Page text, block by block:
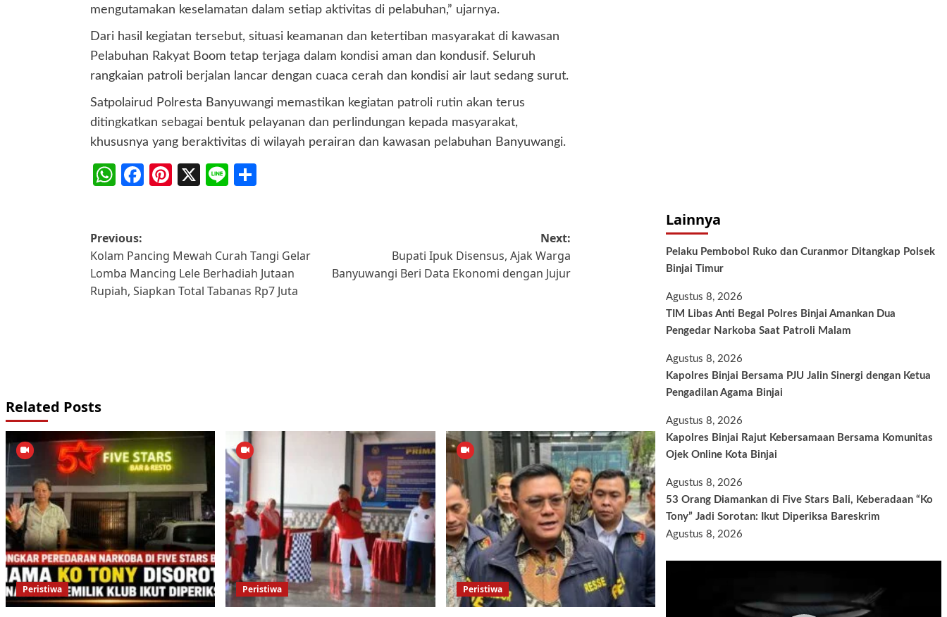
mengutamakan keselamatan dalam setiap aktivitas di pelabuhan,” ujarnya.
Dari hasil kegiatan tersebut, situasi keamanan dan ketertiban masyarakat di kawasan
Pelabuhan Rakyat Boom tetap terjaga dalam kondisi aman dan kondusif. Seluruh
rangkaian patroli berjalan lancar dengan cuaca cerah dan kondisi air laut sedang surut.
Satpolairud Polresta Banyuwangi memastikan kegiatan patroli rutin akan terus
ditingkatkan sebagai bentuk pelayanan dan perlindungan kepada masyarakat,
khususnya yang beraktivitas di wilayah perairan dan kawasan pelabuhan Banyuwangi.
WhatsApp
Facebook
Pinterest
X Line
Post
navigation
Previous:
Kolam Pancing Mewah Curah Tangi Gelar
Lomba Mancing Lele Berhadiah Jutaan
Rupiah, Siapkan Total Tabanas Rp7 Juta
Next:
Bupati Ipuk Disensus, Ajak Warga
Banyuwangi Beri Data Ekonomi dengan Jujur
Related Posts
Peristiwa Peristiwa Peristiwa
Lainnya
Pelaku Pembobol Ruko dan Curanmor Ditangkap Polsek
Binjai Timur
Agustus 8, 2026
TIM Libas Anti Begal Polres Binjai Amankan Dua
Pengedar Narkoba Saat Patroli Malam
Agustus 8, 2026
Kapolres Binjai Bersama PJU Jalin Sinergi dengan Ketua
Pengadilan Agama Binjai
Agustus 8, 2026
Kapolres Binjai Rajut Kebersamaan Bersama Komunitas
Ojek Online Kota Binjai
Agustus 8, 2026
53 Orang Diamankan di Five Stars Bali, Keberadaan “Ko
Tony” Jadi Sorotan: Ikut Diperiksa Bareskrim
Agustus 8, 2026